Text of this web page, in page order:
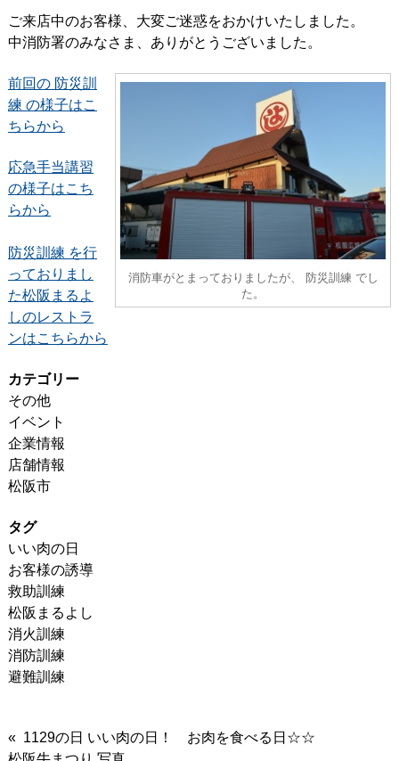
ご来店中のお客様、大変ご迷惑をおかけいたしました。
中消防署のみなさま、ありがとうございました。
消防車がとまっておりましたが、 防災訓練 でし
た。
前回の 防災訓
練 の様子はこ
ちらから
応急手当講習
の様子はこち
らから
防災訓練 を行
っておりまし
た松阪まるよ
しのレストラ
ンはこちらから
カテゴリー
その他
イベント
企業情報
店舗情報
松阪市
タグ
いい肉の日
お客様の誘導
救助訓練
松阪まるよし
消火訓練
消防訓練
避難訓練
« 1129の日 いい肉の日！ お肉を食べる日☆☆